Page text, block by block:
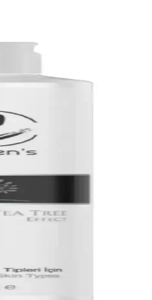
çevre dostu formülüyle cilt
sıkılaştırır ve parlaklık
Yöntemleri
yaşlanma belirtilerine karşı
İçin Uygun Bir Seçenek
Hassas ciltlere uygun, doğal
İçin Çok Yönlü Çözüm
etkili çözümler sunar.
Özellikler
edilmiştir. Hafif yapısı ve